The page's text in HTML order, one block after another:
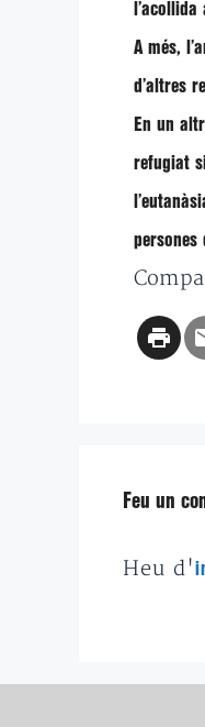
A més,
d’altres
En un
refugiat
Feu un
Heu d'